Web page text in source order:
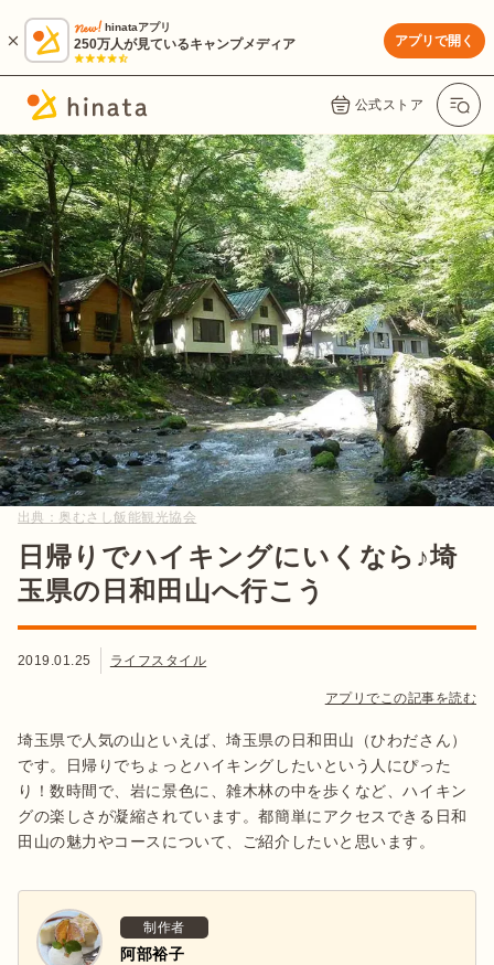
hinataアプリ
250万人が見ているキャンプメディア アプリで開く
公式ストア
出典： 奥むさし飯能観光協会
日帰りでハイキングにいくなら♪埼
玉県の日和田山へ行こう
2019.01.25 ライフスタイル
アプリでこの記事を読む
埼玉県で人気の山といえば、埼玉県の日和田山（ひわださん）
です。日帰りでちょっとハイキングしたいという人にぴった
り！数時間で、岩に景色に、雑木林の中を歩くなど、ハイキン
グの楽しさが凝縮されています。都簡単にアクセスできる日和
田山の魅力やコースについて、ご紹介したいと思います。
制作者
阿部裕子